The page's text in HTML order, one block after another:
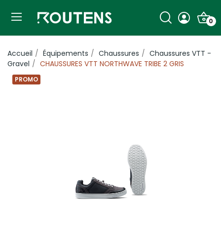
0
Accueil Équipements Chaussures
Chaussures VTT -
Gravel
CHAUSSURES VTT NORTHWAVE TRIBE 2 GRIS
PROMO